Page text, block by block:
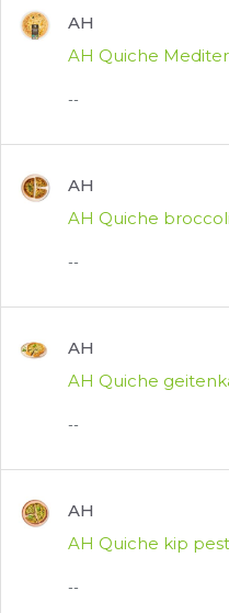
AH
AH Quiche
--
AH
AH Quiche
--
AH
AH Quiche
--
AH
AH Quiche kip
--